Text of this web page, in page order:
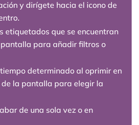
y dirígete hacia el icono de
etiquetados que se encuentran
para añadir filtros o
determinado al oprimir en
la pantalla para elegir la
de una sola vez o en